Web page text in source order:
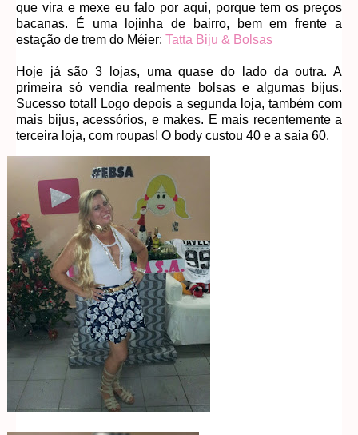
que vira e mexe eu falo por aqui, porque tem os preços
bacanas. É uma lojinha de bairro, bem em frente a
estação de trem do Méier: Tatta Biju & Bolsas
Hoje já são 3 lojas, uma quase do lado da outra. A
primeira só vendia realmente bolsas e algumas bijus.
Sucesso total! Logo depois a segunda loja, também com
mais bijus, acessórios, e makes. E mais recentemente a
terceira loja, com roupas! O body custou 40 e a saia 60.